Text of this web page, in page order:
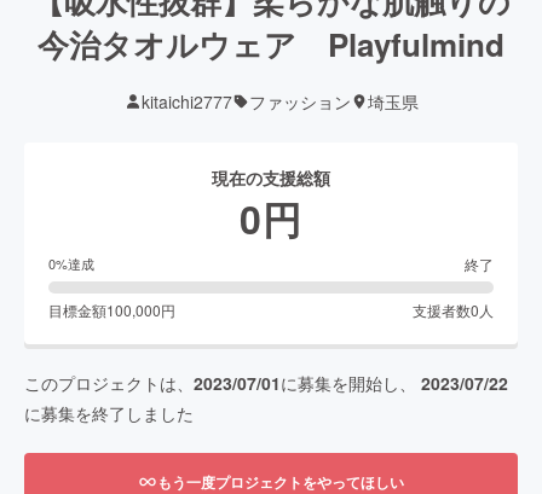
今治タオルウェア Playfulmind
kitaichi2777 ファッション 埼玉県
現在の支援総額
0円
0%達成 終了
目標金額100,000円 支援者数0 人
このプロジェクトは、 2023/07/01に募集を開始し、 2023/07/22
に募集を終了しました
もう一度プロジェクトをやってほしい